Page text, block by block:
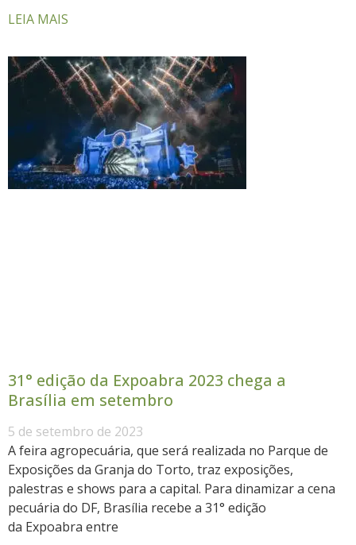
LEIA MAIS
31° edição da Expoabra 2023 chega a
Brasília em setembro
5 de setembro de 2023
A feira agropecuária, que será realizada no Parque de
Exposições da Granja do Torto, traz exposições,
palestras e shows para a capital. Para dinamizar a cena
pecuária do DF, Brasília recebe a 31° edição
da Expoabra entre